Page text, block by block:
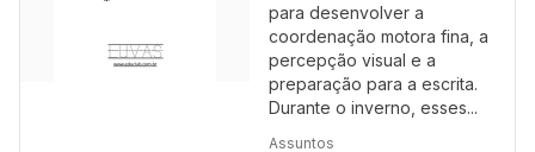
para desenvolver a
coordenação motora fina, a
percepção visual e a
preparação para a escrita.
Durante o inverno, esses...
Assuntos